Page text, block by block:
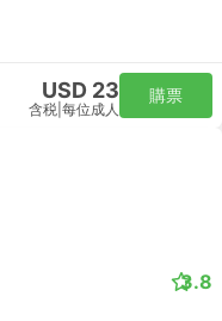
USD 23
含税 每位成人
購票
3.8